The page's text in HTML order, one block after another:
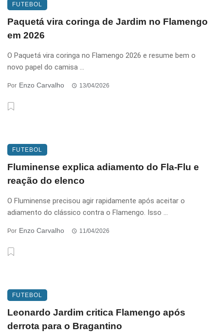
FUTEBOL
Paquetá vira coringa de Jardim no Flamengo
em 2026
O Paquetá vira coringa no Flamengo 2026 e resume bem o
novo papel do camisa ...
Por Enzo Carvalho 13/04/2026
FUTEBOL
Fluminense explica adiamento do Fla-Flu e
reação do elenco
O Fluminense precisou agir rapidamente após aceitar o
adiamento do clássico contra o Flamengo. Isso ...
Por Enzo Carvalho 11/04/2026
FUTEBOL
Leonardo Jardim critica Flamengo após
derrota para o Bragantino